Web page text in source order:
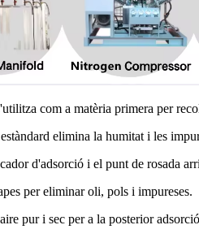
com a matèria primera per
elimina la humitat i les
d'adsorció i el punt de rosada
per eliminar oli, pols i impureses.
pur i sec per a la posterior